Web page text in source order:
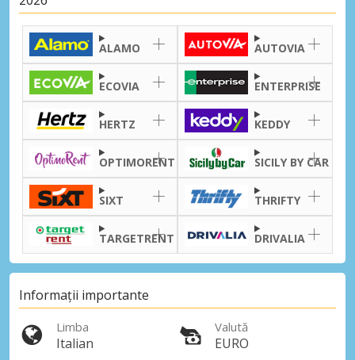
Economii de top
Accesați ofertele exclusive ale
furnizorilor noștri
ALAMO AUTOVIA
ECOVIA ENTERPRISE
HERTZ KEDDY
OPTIMORENT SICILY BY CAR
SIXT THRIFTY
TARGETRENT DRIVALIA
Informații importante
Limba
Italian
Valută
EURO